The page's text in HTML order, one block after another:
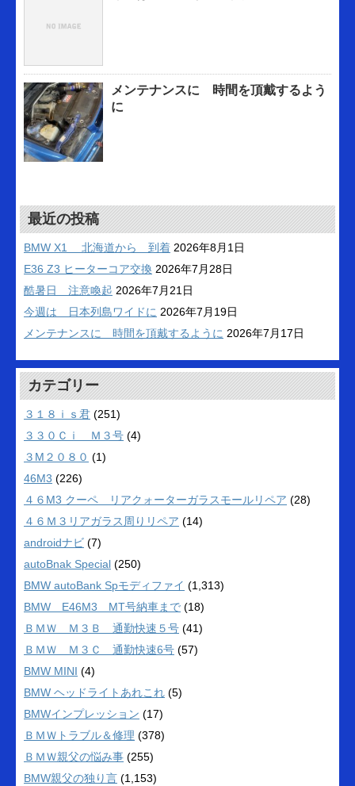
メンテナンスに 時間を頂戴するよう
に
最近の投稿
BMW X1 北海道から 到着 2026年8月1日
E36 Z3 ヒーターコア交換 2026年7月28日
酷暑日 注意喚起 2026年7月21日
今週は 日本列島ワイドに 2026年7月19日
メンテナンスに 時間を頂戴するように 2026年7月17日
カテゴリー
３１８ｉｓ君 (251)
３３０Ｃｉ Ｍ３号 (4)
３M２０８０ (1)
46M3 (226)
４６M3 クーペ リアクォーターガラスモールリペア (28)
４６Ｍ３リアガラス周りリペア (14)
androidナビ (7)
autoBnak Special (250)
BMW autoBank Spモディファイ (1,313)
BMW E46M3 MT号納車まで (18)
ＢＭＷ Ｍ３Ｂ 通勤快速５号 (41)
ＢＭＷ Ｍ３Ｃ 通勤快速6号 (57)
BMW MINI (4)
BMW ヘッドライトあれこれ (5)
BMWインプレッション (17)
ＢＭＷトラブル＆修理 (378)
ＢＭＷ親父の悩み事 (255)
BMW親父の独り言 (1,153)